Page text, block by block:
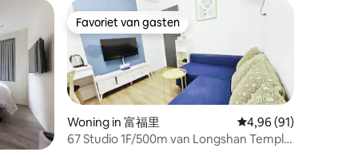
Favoriet van gasten
Favoriet van gasten
Woning in 富福里 Gemiddelde
4,96 (91)
67 Studio 1F/500m van Longshan Temple